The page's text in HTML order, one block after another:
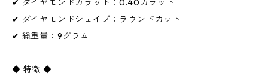
✔ ダイヤモンドカラット：0.40カラット
✔ ダイヤモンドシェイプ：ラウンドカット
✔ 総重量：9グラム
◆ 特徴 ◆